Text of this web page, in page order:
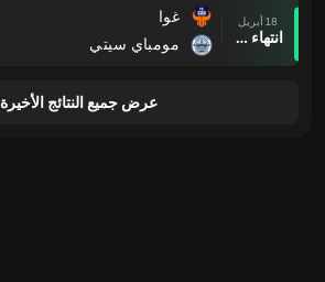
18 أبريل
انتهاء وقت المباراة
غوا
مومباي سيتي
عرض جميع النتائج الأخيرة